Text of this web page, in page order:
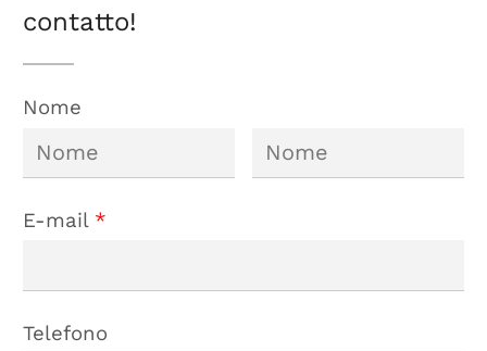
contatto!
Nome
E-mail *
Telefono